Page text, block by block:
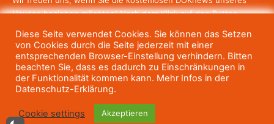
Hauses beziehen möchten! Nach dem Klick auf den Button
um die Newsletter-Anmeldung abzuschließen. Wenn Sie unsere
Gratis-News irgendwann nicht mehr erhalten wollen, können
Siesich jederzeit einfach wieder abmelden.
Diese Seite verwendet Cookies. Sie können das Setzen
von Cookies durch die Seite jederzeit mit einer
entsprechenden Browser-Einstellung verhindern. Bitten
beachten Sie, dass es dadurch zu Einschränkungen in
der Funktionalität kommen kann. Mehr Infos in der
Datenschutz-Erklärung.
Cookie settings Akzeptieren